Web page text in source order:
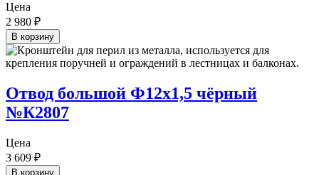
Цена
2 980 ₽
В корзину
Отвод большой Ф12х1,5 чёрный
№К2807
Цена
3 609 ₽
В корзину